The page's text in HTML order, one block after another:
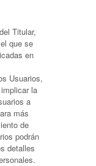
Titular,
que se
en
Usuarios,
la
a
más
de
podrán
detalles